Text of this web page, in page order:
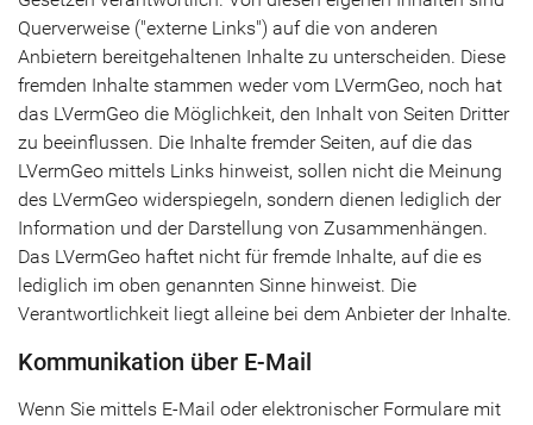
Querverweise ("externe Links") auf die von anderen
Anbietern bereitgehaltenen Inhalte zu unterscheiden. Diese
fremden Inhalte stammen weder vom LVermGeo, noch hat
das LVermGeo die Möglichkeit, den Inhalt von Seiten Dritter
zu beeinflussen. Die Inhalte fremder Seiten, auf die das
LVermGeo mittels Links hinweist, sollen nicht die Meinung
des LVermGeo widerspiegeln, sondern dienen lediglich der
Information und der Darstellung von Zusammenhängen.
Das LVermGeo haftet nicht für fremde Inhalte, auf die es
lediglich im oben genannten Sinne hinweist. Die
Verantwortlichkeit liegt alleine bei dem Anbieter der Inhalte.
Kommunikation über E-Mail
Wenn Sie mittels E-Mail oder elektronischer Formulare mit